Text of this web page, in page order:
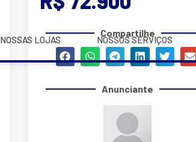
NOSSAS LOJAS NOSSOS SERVIÇOS
Compartilhe
Anunciante